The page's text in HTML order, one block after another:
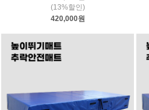
(13%할인)
420,000원